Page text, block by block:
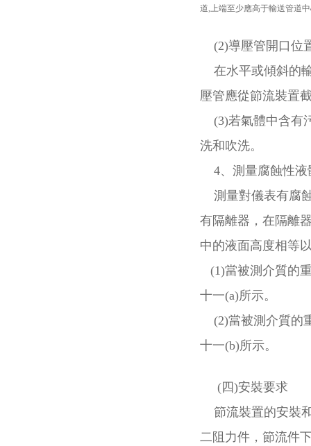
道,上端至少應高于輸送管道
(2)導壓管開口位
在水平或傾斜的
壓管應從節流裝置
(3)若氣體中含有
洗和吹洗。
4、測量腐蝕性液
測量對儀表有腐
有隔離器，在隔離
中的液面高度相等
(1)當被測介質的
十一(a)所示。
(2)當被測介質的
十一(b)所示。
(四)安裝要求
節流裝置的安裝
二阻力件，節流件